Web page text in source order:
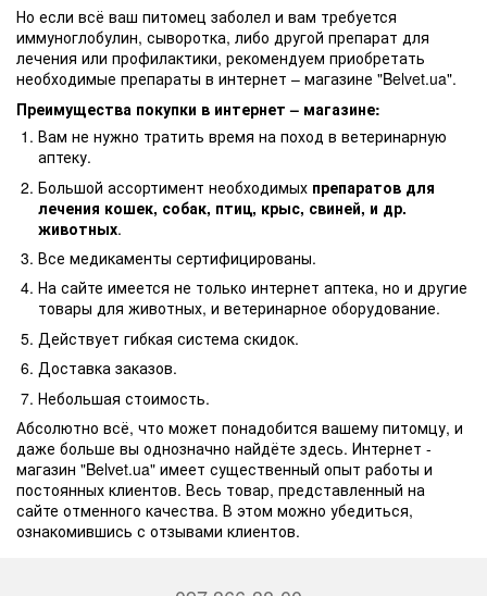
Но если всё ваш питомец заболел и вам требуется
иммуноглобулин, сыворотка, либо другой препарат для
лечения или профилактики, рекомендуем приобретать
необходимые препараты в интернет – магазине "Belvet.ua".
Преимущества покупки в интернет – магазине:
Вам не нужно тратить время на поход в ветеринарную
аптеку.
Большой ассортимент необходимых препаратов для
лечения кошек, собак, птиц, крыс, свиней, и др.
животных.
Все медикаменты сертифицированы.
На сайте имеется не только интернет аптека, но и другие
товары для животных, и ветеринарное оборудование.
Действует гибкая система скидок.
Доставка заказов.
Небольшая стоимость.
Абсолютно всё, что может понадобится вашему питомцу, и
даже больше вы однозначно найдёте здесь. Интернет -
магазин "Belvet.ua" имеет существенный опыт работы и
постоянных клиентов. Весь товар, представленный на
сайте отменного качества. В этом можно убедиться,
ознакомившись с отзывами клиентов.